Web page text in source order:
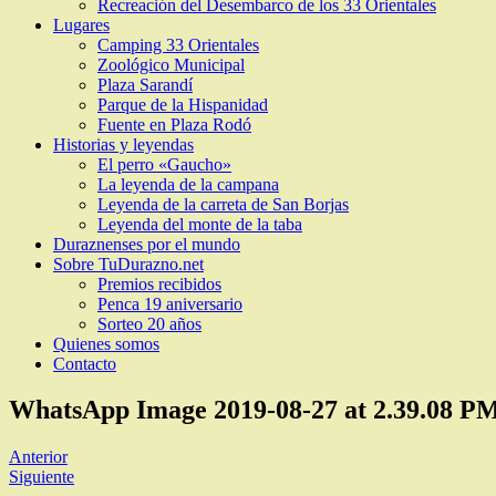
Recreación del Desembarco de los 33 Orientales
Lugares
Camping 33 Orientales
Zoológico Municipal
Plaza Sarandí
Parque de la Hispanidad
Fuente en Plaza Rodó
Historias y leyendas
El perro «Gaucho»
La leyenda de la campana
Leyenda de la carreta de San Borjas
Leyenda del monte de la taba
Duraznenses por el mundo
Sobre TuDurazno.net
Premios recibidos
Penca 19 aniversario
Sorteo 20 años
Quienes somos
Contacto
WhatsApp Image 2019-08-27 at 2.39.08
Anterior
Siguiente